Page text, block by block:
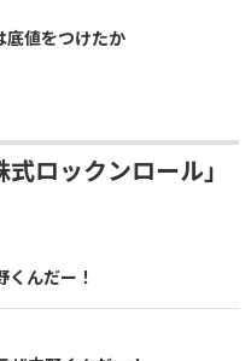
底値をつけたか
ロックンロール」
んだー！